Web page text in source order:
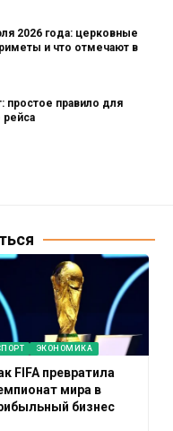
2026 года: церковные
и что отмечают в
простое правило для
рейса
ЭКОНОМИКА
FIFA превратила
мира в
бизнес